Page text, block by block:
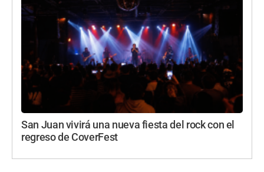
San Juan vivirá una nueva fiesta del rock con el
regreso de CoverFest